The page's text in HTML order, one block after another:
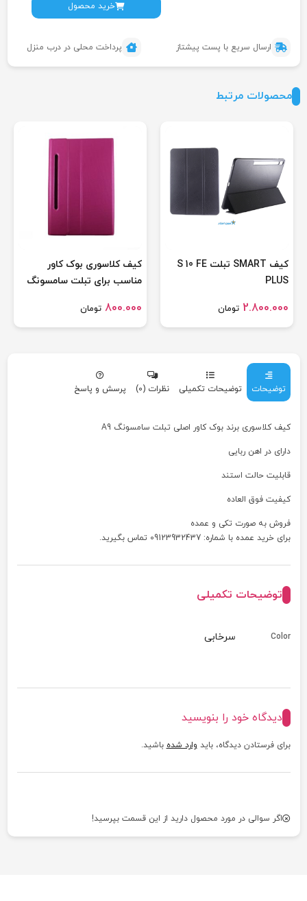
خرید محصول
ارسال سریع با پست پیشتاز پرداخت محلی در درب منزل
محصولات مرتبط
کیف SMART تبلت S 10 FE
PLUS
تومان2.800.000
کیف کلاسوری بوک کاور
مناسب برای تبلت سامسونگ
تومان800.000
توضیحات توضیحات تکمیلی نظرات (0) پرسش و پاسخ
کیف کلاسوری برند بوک کاور اصلی تبلت سامسونگ A9
دارای در اهن ربایی
قابلیت حالت استند
کیفیت فوق العاده
فروش به صورت تکی و عمده
برای خرید عمده با شماره: 09123932437 تماس بگیرید.
توضیحات تکمیلی
Color سرخابی
دیدگاه خود را بنویسید
برای فرستادن دیدگاه، باید وارد شده باشید.
اگر سوالی در مورد محصول دارید از این قسمت بپرسید!